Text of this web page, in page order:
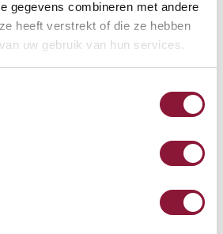
gegevens combineren met andere
heeft verstrekt of die ze hebben
uw gebruik van hun services.